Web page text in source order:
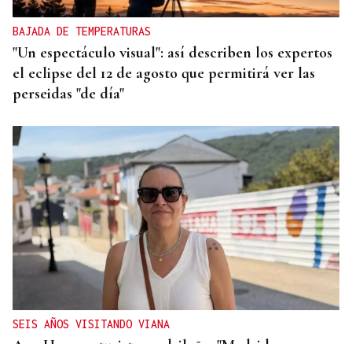
BAJADA DE TEMPERATURAS
"Un espectáculo visual": así describen los expertos
el eclipse del 12 de agosto que permitirá ver las
perseidas "de día"
SEIS AÑOS VISITANDO VIANA